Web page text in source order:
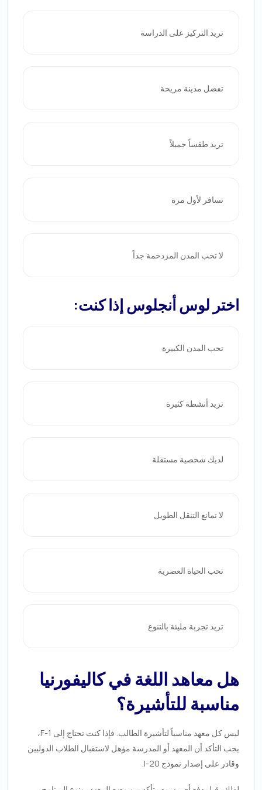
تريد التركيز على الدراسة
تفضل مدينة مريحة
تريد طقساً جميلاً
تسافر لأول مرة
لا تحب المدن المزدحمة جداً
اختر لوس أنجلوس إذا كنت:
تحب المدن الكبيرة
تريد أنشطة كثيرة
لديك شخصية مستقلة
لا تمانع التنقل الطويل
تحب الحياة العصرية
تريد تجربة مليئة بالتنوع
هل معاهد اللغة في كاليفورنيا
مناسبة للتأشيرة؟
ليس كل معهد مناسباً لتأشيرة الطالب. فإذا كنت تحتاج إلى F-1،
يجب التأكد أن المعهد أو المدرسة مؤهل لاستقبال الطلاب الدوليين
وقادر على إصدار نموذج I-20.